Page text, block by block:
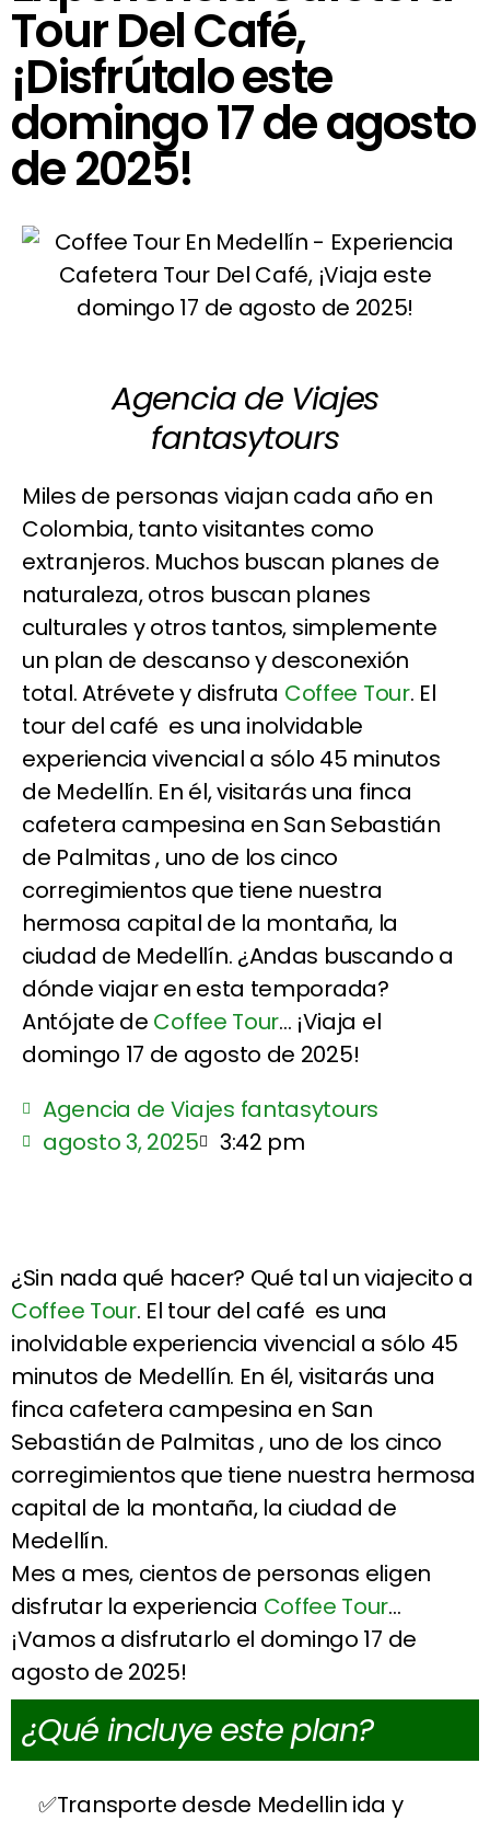
Tour Del Café,
¡Disfrútalo este
domingo 17 de agosto
de 2025!
Agencia de Viajes
fantasytours
Miles de personas viajan cada año en
Colombia, tanto visitantes como
extranjeros. Muchos buscan planes de
naturaleza, otros buscan planes
culturales y otros tantos, simplemente
un plan de descanso y desconexión
total. Atrévete y disfruta Coffee Tour. El
tour del café es una inolvidable
experiencia vivencial a sólo 45 minutos
de Medellín. En él, visitarás una finca
cafetera campesina en San Sebastián
de Palmitas , uno de los cinco
corregimientos que tiene nuestra
hermosa capital de la montaña, la
ciudad de Medellín. ¿Andas buscando a
dónde viajar en esta temporada?
Antójate de Coffee Tour... ¡Viaja el
domingo 17 de agosto de 2025!
Agencia de Viajes fantasytours
agosto 3, 2025
3:42 pm
¿Sin nada qué hacer? Qué tal un viajecito a
Coffee Tour. El tour del café es una
inolvidable experiencia vivencial a sólo 45
minutos de Medellín. En él, visitarás una
finca cafetera campesina en San
Sebastián de Palmitas , uno de los cinco
corregimientos que tiene nuestra hermosa
capital de la montaña, la ciudad de
Medellín.
Mes a mes, cientos de personas eligen
disfrutar la experiencia Coffee Tour…
¡Vamos a disfrutarlo el domingo 17 de
agosto de 2025!
¿Qué incluye este plan?
Transporte desde Medellin ida y